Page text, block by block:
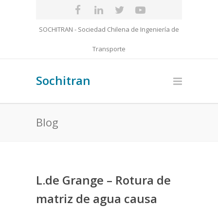
SOCHITRAN - Sociedad Chilena de Ingeniería de
Transporte
Sochitran
Blog
L.de Grange – Rotura de
matriz de agua causa